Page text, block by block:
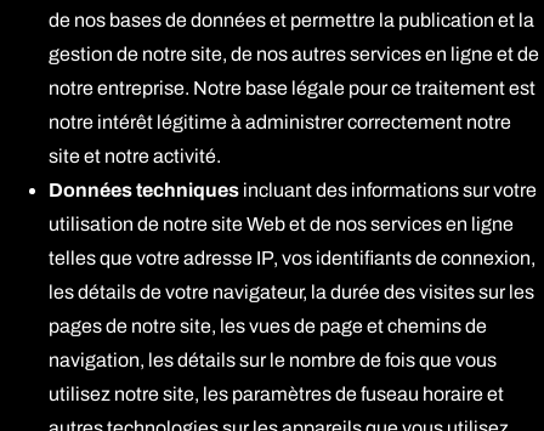
de nos bases de données et permettre la publication et la
gestion de notre site, de nos autres services en ligne et de
notre entreprise. Notre base légale pour ce traitement est
notre intérêt légitime à administrer correctement notre
site et notre activité.
Données techniques incluant des informations sur votre
utilisation de notre site Web et de nos services en ligne
telles que votre adresse IP, vos identifiants de connexion,
les détails de votre navigateur, la durée des visites sur les
pages de notre site, les vues de page et chemins de
navigation, les détails sur le nombre de fois que vous
utilisez notre site, les paramètres de fuseau horaire et